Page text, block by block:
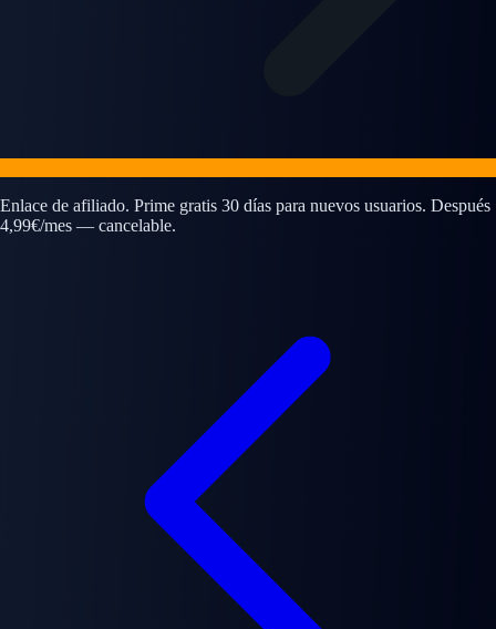
Enlace de afiliado. Prime gratis 30 días para nuevos usuarios. Después
4,99€/mes — cancelable.